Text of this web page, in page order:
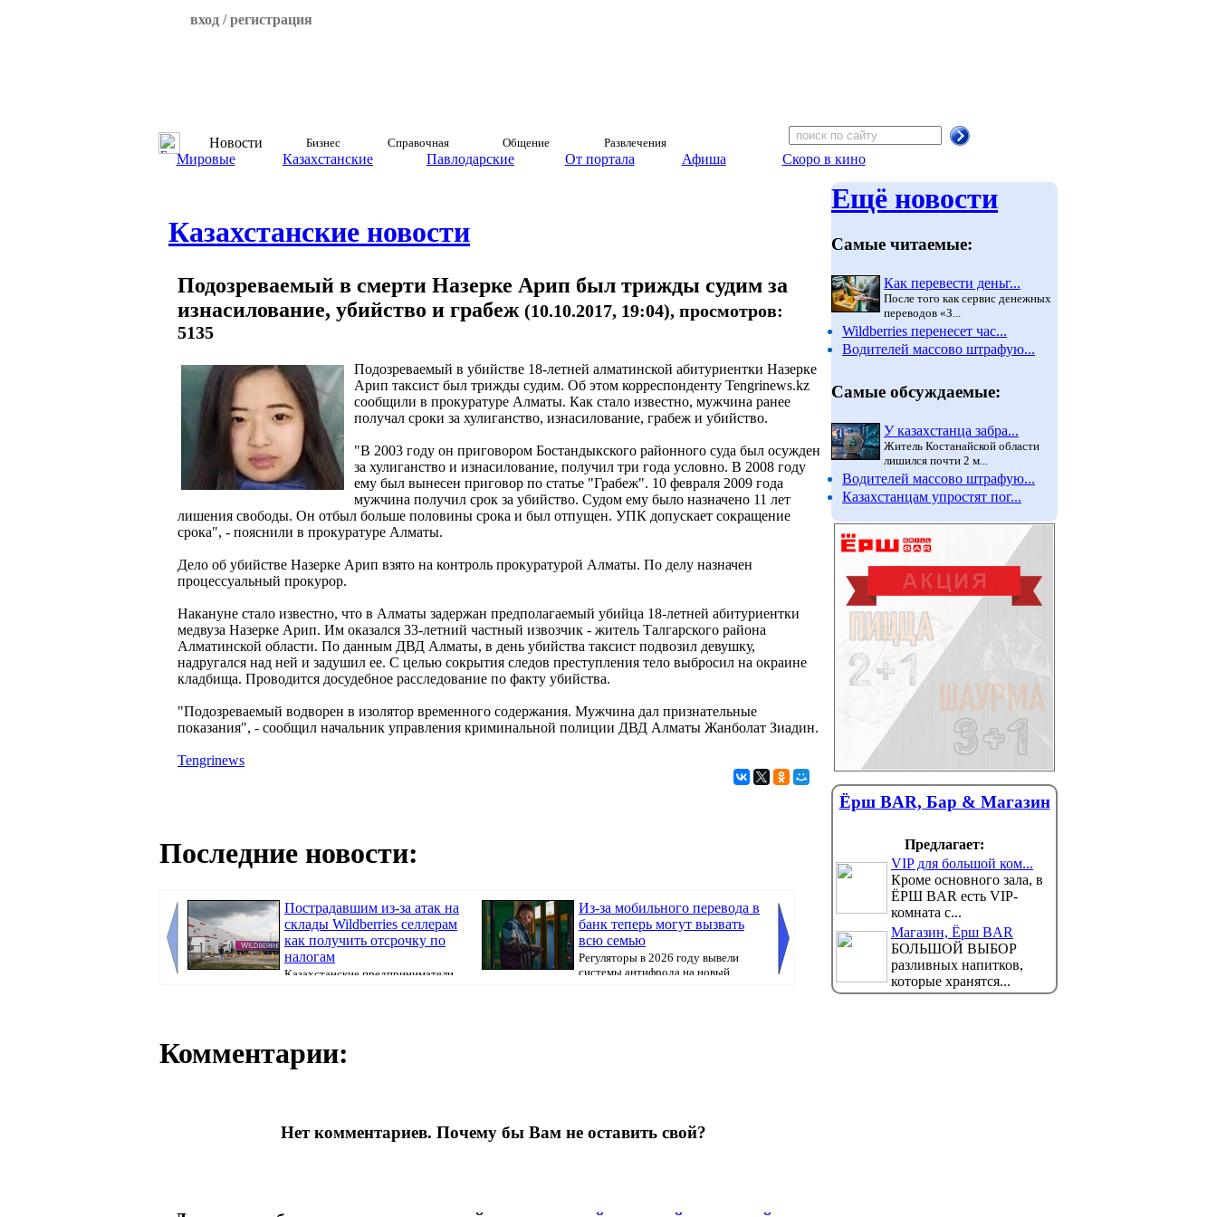
вход / регистрация
Новости Бизнес Справочная Общение Развлечения
Мировые Казахстанские Павлодарские От портала Афиша Скоро в кино
Казахстанские новости
Подозреваемый в смерти Назерке Арип был трижды судим за
изнасилование, убийство и грабеж (10.10.2017, 19:04), просмотров:
5135
Подозреваемый в убийстве 18-летней алматинской абитуриентки Назерке
Арип таксист был трижды судим. Об этом корреспонденту Tengrinews.kz
сообщили в прокуратуре Алматы. Как стало известно, мужчина ранее
получал сроки за хулиганство, изнасилование, грабеж и убийство.
"В 2003 году он приговором Бостандыкского районного суда был осужден
за хулиганство и изнасилование, получил три года условно. В 2008 году
ему был вынесен приговор по статье "Грабеж". 10 февраля 2009 года
мужчина получил срок за убийство. Судом ему было назначено 11 лет
лишения свободы. Он отбыл больше половины срока и был отпущен. УПК допускает сокращение
срока", - пояснили в прокуратуре Алматы.
Дело об убийстве Назерке Арип взято на контроль прокуратурой Алматы. По делу назначен
процессуальный прокурор.
Накануне стало известно, что в Алматы задержан предполагаемый убийца 18-летней абитуриентки
медвуза Назерке Арип. Им оказался 33-летний частный извозчик - житель Талгарского района
Алматинской области. По данным ДВД Алматы, в день убийства таксист подвозил девушку,
надругался над ней и задушил ее. С целью сокрытия следов преступления тело выбросил на окраине
кладбища. Проводится досудебное расследование по факту убийства.
"Подозреваемый водворен в изолятор временного содержания. Мужчина дал признательные
показания", - сообщил начальник управления криминальной полиции ДВД Алматы Жанболат Зиадин.
Tengrinews
Последние новости:
Пострадавшим из-за атак на
склады Wildberries селлерам
как получить отсрочку по
налогам
Казахстанские предприниматели,
Из-за мобильного перевода в
банк теперь могут вызвать
всю семью
Регуляторы в 2026 году вывели
системы антифрода на новый
Казахстанцам станет проще
оформить ипотеку: Отбасы
банк расширил список
подходящего жилья
Отбасы банк расширил список
недвижимости, которую можно приобрести в ипот...
Комментарии:
Нет комментариев. Почему бы Вам не оставить свой?
Ещё новости
Самые читаемые:
Как перевести деньг...
После того как сервис денежных
переводов «З...
Wildberries перенесет час...
Водителей массово штрафую...
Самые обсуждаемые:
У казахстанца забра...
Житель Костанайской области
лишился почти 2 м...
Водителей массово штрафую...
Казахстанцам упростят пог...
Ёрш BAR, Бар & Магазин
Предлагает:
VIP для большой ком...
Кроме основного зала, в
ЁРШ BAR есть VIP-
комната с...
Магазин, Ёрш BAR
БОЛЬШОЙ ВЫБОР
разливных напитков,
которые хранятся...